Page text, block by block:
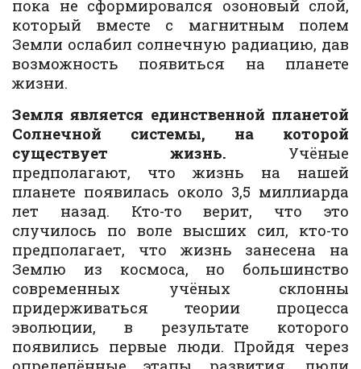
пока не сформировался озоновый слой,
который вместе с магнитным полем
Земли ослабил солнечную радиацию, дав
возможность появиться на планете
жизни.
Земля является единственной планетой
Солнечной системы, на которой
существует жизнь. Учёные
предполагают, что жизнь на нашей
планете появилась около 3,5 миллиарда
лет назад. Кто-то верит, что это
случилось по воле высших сил, кто-то
предполагает, что жизнь занесена на
Землю из космоса, но большинство
современных учёных склонны
придерживаться теории процесса
эволюции, в результате которого
появились первые люди. Пройдя через